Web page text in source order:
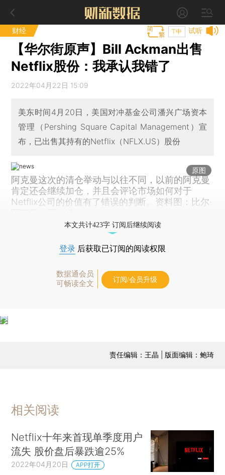
财经 试听
T中
【华尔街原声】Bill Ackman出售
Netflix股份：我承认我错了
2022年04月22日 15:09
美东时间4月20日，美国对冲基金公司潘兴广场资本
管理（Pershing Square Capital Management）宣
布，已出售其持有的Netflix（NFLX.US）股份
原图
阿克曼这次的清仓举动与以往不同，以前的阿克曼
肯定还会继续加仓，并且会评论市场如何对于
Netflix公司的价值有了错误的判断。资料图：比尔·
本文共计423字 订阅后继续阅读
登录 后获取已订阅的阅读权限
数据通会员
可畅读全文
订阅/会员升级
责任编辑：王晶 | 版面编辑：鲍琦
相关阅读
Netflix十年来首现单季度用户
流失 股价盘后暴跌逾25%
2022年04月20日 APP打开